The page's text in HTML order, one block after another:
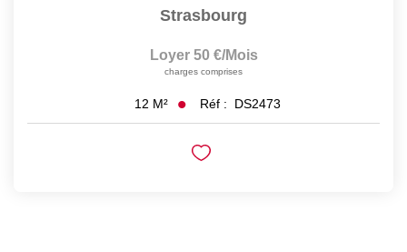
Strasbourg
Loyer 50 €/mois
charges comprises
12 M² Réf : DS2473